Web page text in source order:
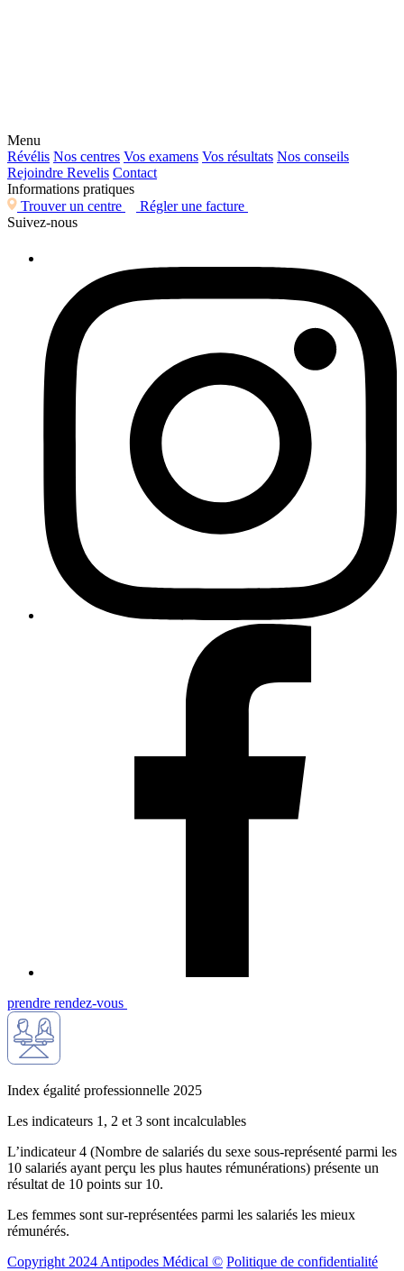
Menu
Révélis Nos centres Vos examens Vos résultats Nos conseils
Rejoindre Revelis Contact
Informations pratiques
Trouver un centre
Régler une facture
Suivez-nous
prendre rendez-vous
Index égalité professionnelle 2025
Les indicateurs 1, 2 et 3 sont incalculables
L’indicateur 4 (Nombre de salariés du sexe sous-représenté parmi les
10 salariés ayant perçu les plus hautes rémunérations) présente un
résultat de 10 points sur 10.
Les femmes sont sur-représentées parmi les salariés les mieux
rémunérés.
Copyright 2024 Antipodes Médical © Politique de confidentialité